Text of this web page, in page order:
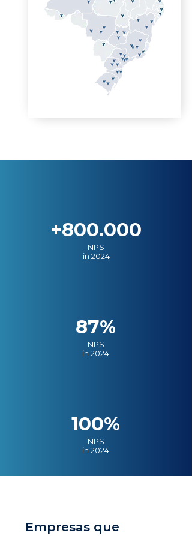
+800.000
NPS
in 2024
87%
NPS
in 2024
100%
NPS
in 2024
Empresas que